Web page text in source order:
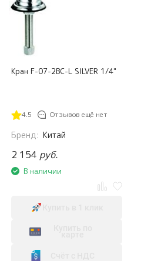
Кран F-07-2BC-L SILVER 1/4"
4.5 Отзывов ещё нет
Бренд: Китай
2 154 руб.
В наличии